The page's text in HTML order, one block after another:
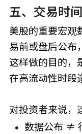
五、交易时
美股的重要宏观
易前或盘后公布
这样做的目的，
在高流动性时段
对投资者来说，
数据公布 ≠